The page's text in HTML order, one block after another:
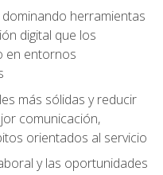
herramientas
digital que los
en entornos
más sólidas y reducir
comunicación,
orientados al servicio
y las oportunidades